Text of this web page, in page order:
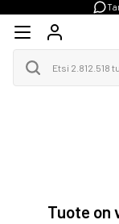
Tuote